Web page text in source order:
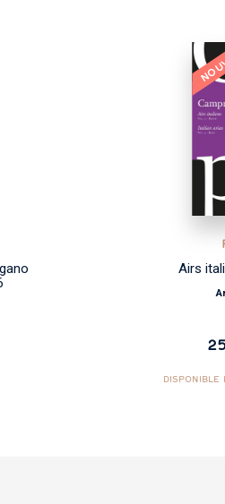
Airs
DISPONIBLE